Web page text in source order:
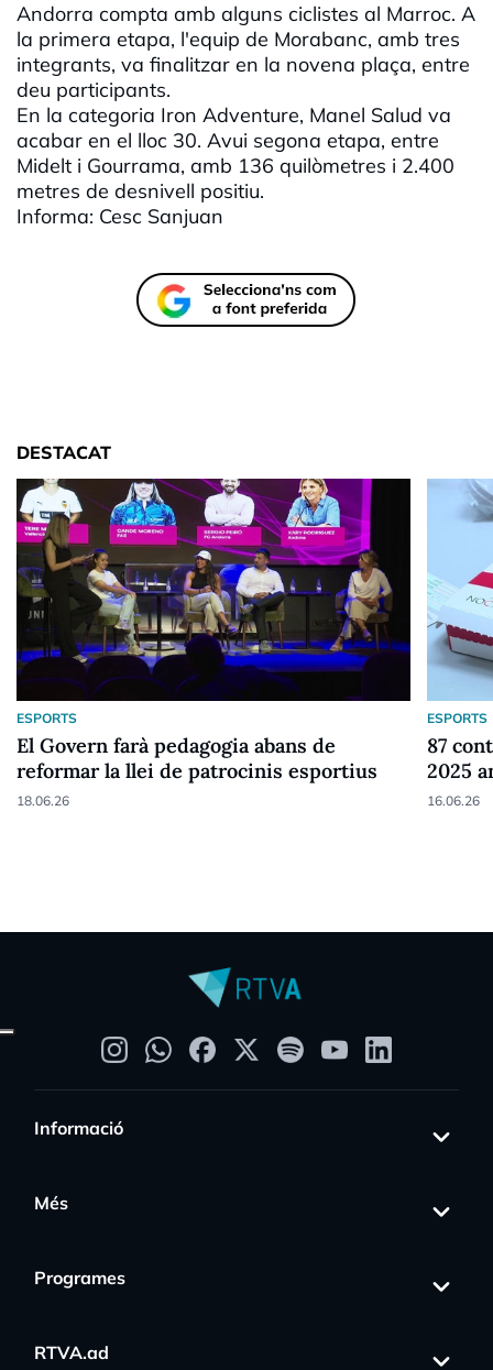
Andorra compta amb alguns ciclistes al Marroc. A
la primera etapa, l'equip de Morabanc, amb tres
integrants, va finalitzar en la novena plaça, entre
deu participants.
En la categoria Iron Adventure, Manel Salud va
acabar en el lloc 30. Avui segona etapa, entre
Midelt i Gourrama, amb 136 quilòmetres i 2.400
metres de desnivell positiu.
Informa: Cesc Sanjuan
DESTACAT
ESPORTS
El Govern farà pedagogia abans de
reformar la llei de patrocinis esportius
18.06.26
ESPORTS
87
2025
16.06.26
Informació
Més
Programes
RTVA.ad